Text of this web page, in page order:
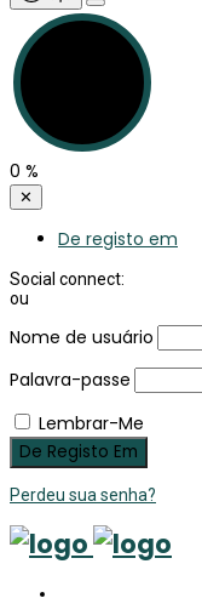
0 %
✕
De registo em
Social connect:
ou
Nome de usuário
Palavra-passe
Lembrar-Me
Perdeu sua senha?